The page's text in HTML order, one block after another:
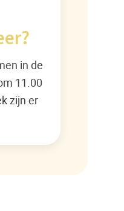
in de
11.00
zijn er